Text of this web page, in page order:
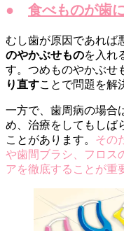
● 食べものが歯
むし歯が原因であれば
のやかぶせものを入れ
す。つめものやかぶせ
り直すことで問題を解
一方で、歯周病の場合
め、治療をしてもしば
ことがあります。 その
や歯間ブラシ、フロス
アを徹底することが重